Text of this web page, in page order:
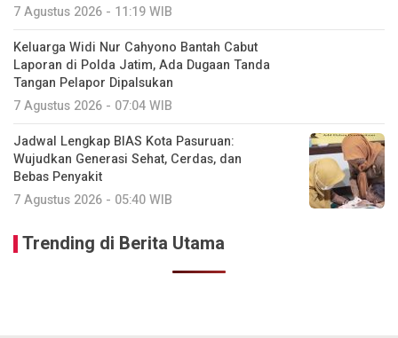
7 Agustus 2026 - 11:19 WIB
Keluarga Widi Nur Cahyono Bantah Cabut
Laporan di Polda Jatim, Ada Dugaan Tanda
Tangan Pelapor Dipalsukan
7 Agustus 2026 - 07:04 WIB
Jadwal Lengkap BIAS Kota Pasuruan:
Wujudkan Generasi Sehat, Cerdas, dan
Bebas Penyakit
7 Agustus 2026 - 05:40 WIB
Trending di Berita Utama